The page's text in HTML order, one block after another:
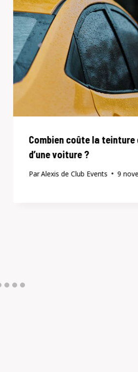
Combien coûte la
d’une voiture ?
ParAlexis de Club Events 9